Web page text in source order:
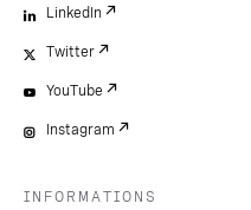
LinkedIn
Twitter
YouTube
Instagram
INFORMATIONS